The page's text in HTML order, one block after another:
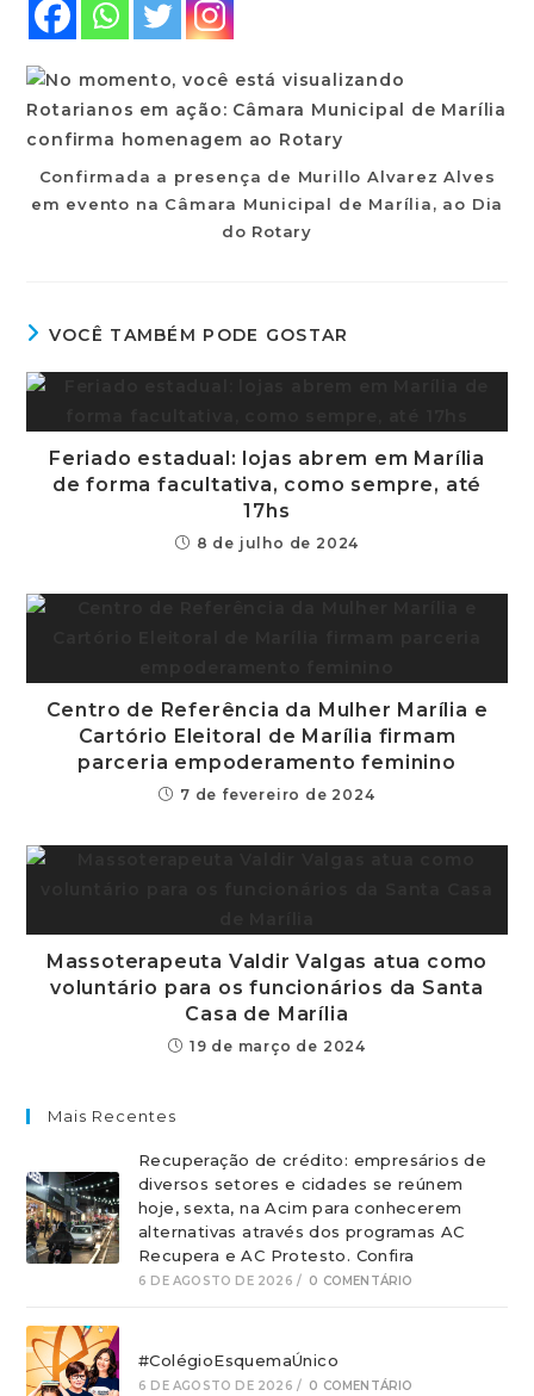
Confirmada a presença de Murillo Alvarez Alves
em evento na Câmara Municipal de Marília, ao Dia
do Rotary
VOCÊ TAMBÉM PODE GOSTAR
Feriado estadual: lojas abrem em Marília
de forma facultativa, como sempre, até
17hs
8 de julho de 2024
Centro de Referência da Mulher Marília e
Cartório Eleitoral de Marília firmam
parceria empoderamento feminino
7 de fevereiro de 2024
Massoterapeuta Valdir Valgas atua como
voluntário para os funcionários da Santa
Casa de Marília
19 de março de 2024
Mais Recentes
Recuperação de crédito: empresários de
diversos setores e cidades se reúnem
hoje, sexta, na Acim para conhecerem
alternativas através dos programas AC
Recupera e AC Protesto. Confira
6 DE AGOSTO DE 2026 / 0 COMENTÁRIO
#ColégioEsquemaÚnico
6 DE AGOSTO DE 2026 / 0 COMENTÁRIO